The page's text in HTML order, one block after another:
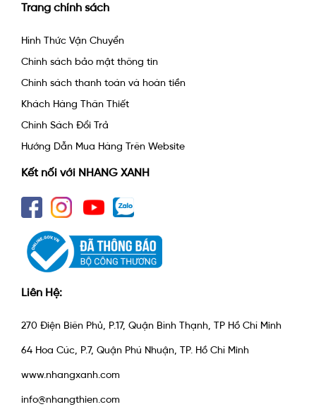
Trang chính sách
Hình Thức Vận Chuyển
Chính sách bảo mật thông tin
Chính sách thanh toán và hoàn tiền
Khách Hàng Thân Thiết
Chính Sách Đổi Trả
Hướng Dẫn Mua Hàng Trên Website
Kết nối với NHANG XANH
Liên Hệ:
270 Điện Biên Phủ, P.17, Quận Bình Thạnh, TP Hồ Chí Minh
64 Hoa Cúc, P.7, Quận Phú Nhuận, TP. Hồ Chí Minh
www.nhangxanh.com
info@nhangthien.com